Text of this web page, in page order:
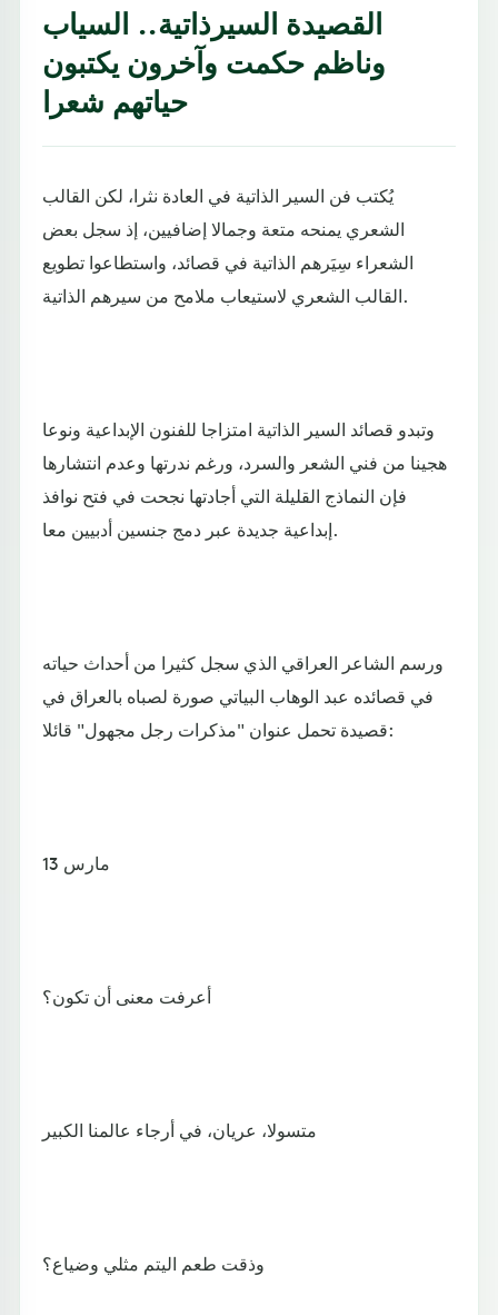
القصيدة السيرذاتية.. السياب
وناظم حكمت وآخرون يكتبون
حياتهم شعرا
يُكتب فن السير الذاتية في العادة نثرا، لكن القالب
الشعري يمنحه متعة وجمالا إضافيين، إذ سجل بعض
الشعراء سِيَرهم الذاتية في قصائد، واستطاعوا تطويع
القالب الشعري لاستيعاب ملامح من سيرهم الذاتية.
وتبدو قصائد السير الذاتية امتزاجا للفنون الإبداعية ونوعا
هجينا من فني الشعر والسرد، ورغم ندرتها وعدم انتشارها
فإن النماذج القليلة التي أجادتها نجحت في فتح نوافذ
إبداعية جديدة عبر دمج جنسين أدبيين معا.
ورسم الشاعر العراقي الذي سجل كثيرا من أحداث حياته
في قصائده عبد الوهاب البياتي صورة لصباه بالعراق في
قصيدة تحمل عنوان "مذكرات رجل مجهول" قائلا:
13 مارس
أعرفت معنى أن تكون؟
متسولا، عريان، في أرجاء عالمنا الكبير
وذقت طعم اليتم مثلي وضياع؟